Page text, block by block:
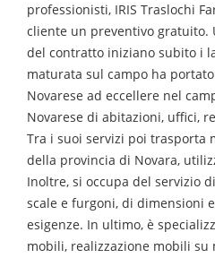
professionisti, IRIS Traslochi
cliente un preventivo
del contratto iniziano subito i
maturata sul campo ha portato
Novarese ad eccellere nel
Novarese di abitazioni, uffici,
Tra i suoi servizi poi trasporta
della provincia di Novara,
Inoltre, si occupa del servizio
scale e furgoni, di dimensioni
esigenze. In ultimo, è
mobili, realizzazione mobili